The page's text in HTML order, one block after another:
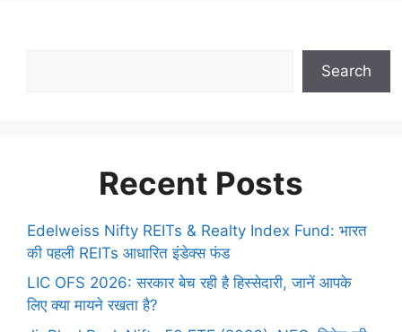
Search
Recent Posts
Edelweiss Nifty REITs & Realty Index Fund: भारत
की पहली REITs आधारित इंडेक्स फंड
LIC OFS 2026: सरकार बेच रही है हिस्सेदारी, जानें आपके
लिए क्या मायने रखता है?